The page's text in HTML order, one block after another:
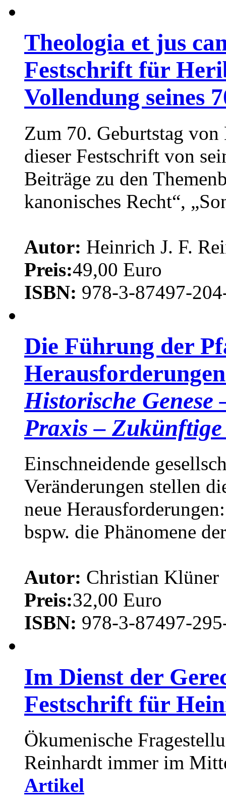
Theologia et jus
Festschrift für
Vollendung seines
Zum 70. Geburtstag
dieser Festschrift von
Beiträge zu den
kanonisches Recht“,
Autor: Heinrich J. F.
Preis:49,00 Euro
ISBN: 978-3-87497-
Die Führung der
Historische
Praxis –
Einschneidende
Veränderungen stellen
neue
bspw. die Phänomene
Autor: Christian Klüner
Preis:32,00 Euro
ISBN: 978-3-87497-
Im Dienst der
Festschrift für
Ökumenische
Reinhardt immer im
Artikel